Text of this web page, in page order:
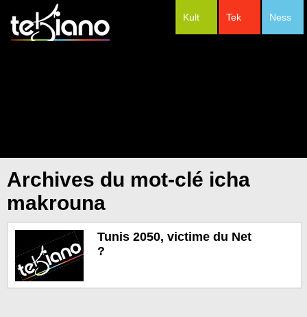
Ness
Tek
Kult
Archives du mot-clé icha
makrouna
Tunis 2050, victime du Net
?